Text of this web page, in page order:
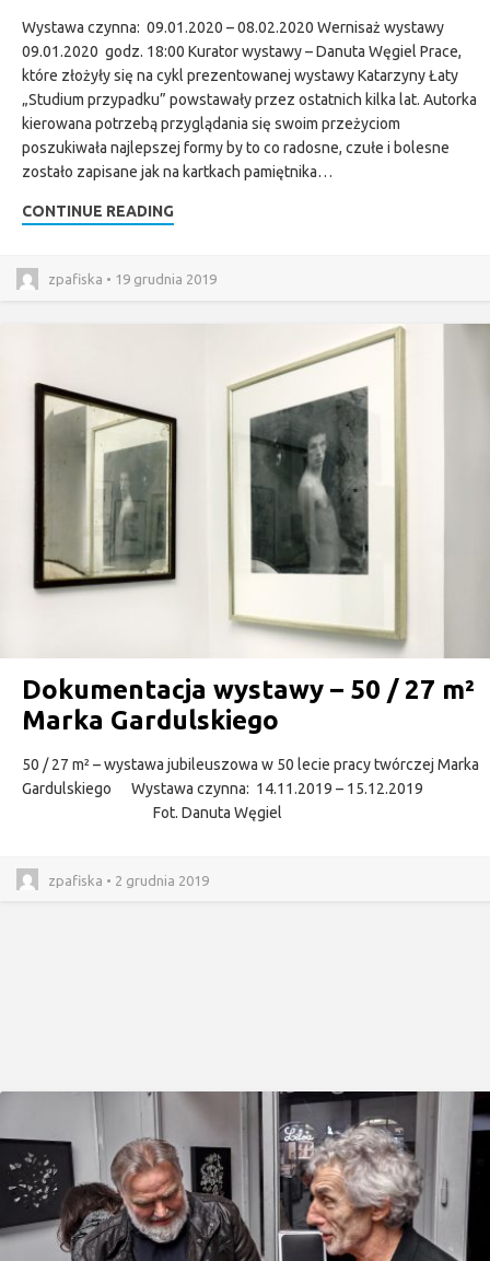
Wystawa czynna: 09.01.2020 – 08.02.2020 Wernisaż wystawy
09.01.2020 godz. 18:00 Kurator wystawy – Danuta Węgiel Prace,
które złożyły się na cykl prezentowanej wystawy Katarzyny Łaty
„Studium przypadku” powstawały przez ostatnich kilka lat. Autorka
kierowana potrzebą przyglądania się swoim przeżyciom
poszukiwała najlepszej formy by to co radosne, czułe i bolesne
zostało zapisane jak na kartkach pamiętnika…
CONTINUE READING
zpafiska • 19 grudnia 2019
Dokumentacja wystawy – 50 / 27 m²
Marka Gardulskiego
50 / 27 m² – wystawa jubileuszowa w 50 lecie pracy twórczej Marka
Gardulskiego Wystawa czynna: 14.11.2019 – 15.12.2019
Fot. Danuta Węgiel
zpafiska • 2 grudnia 2019